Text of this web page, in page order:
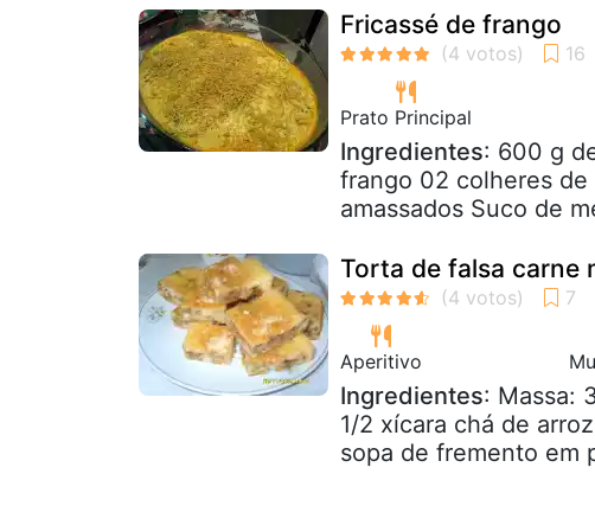
Fricassé de frango
Prato Principal
Ingredientes: 600 g
frango 02 colheres
amassados Suco de
Torta de falsa carne
Aperitivo
Ingredientes: Massa:
1/2 xícara chá de
sopa de fremento em